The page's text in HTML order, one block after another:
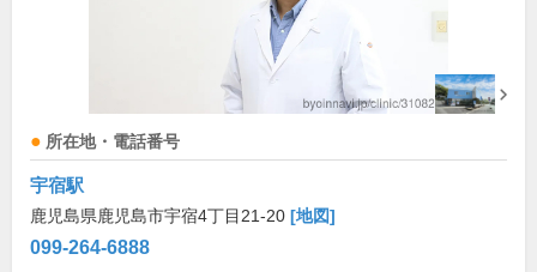
所在地・電話番号
宇宿駅
鹿児島県鹿児島市宇宿4丁目21-20 [地図]
099-264-6888